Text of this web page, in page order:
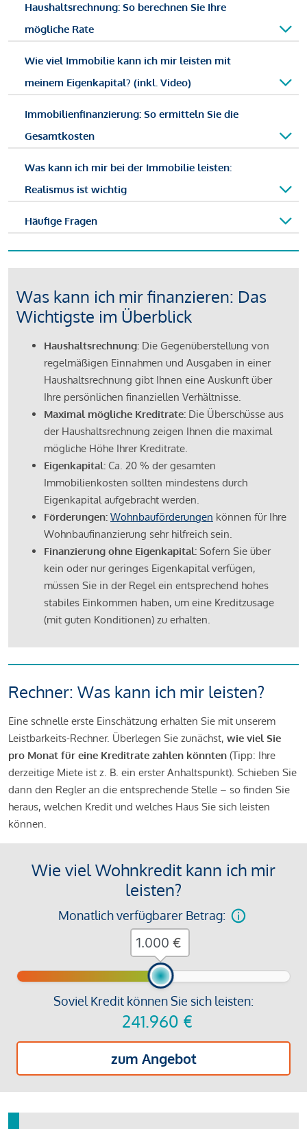
Haushaltsrechnung: So berechnen Sie Ihre
mögliche Rate
Wie viel Immobilie kann ich mir leisten mit
meinem Eigenkapital? (inkl. Video)
Immobilienfinanzierung: So ermitteln Sie die
Gesamtkosten
Was kann ich mir bei der Immobilie leisten:
Realismus ist wichtig
Häufige Fragen
Was kann ich mir finanzieren: Das
Wichtigste im Überblick
Haushaltsrechnung: Die Gegenüberstellung von
regelmäßigen Einnahmen und Ausgaben in einer
Haushaltsrechnung gibt Ihnen eine Auskunft über
Ihre persönlichen finanziellen Verhältnisse.
Maximal mögliche Kreditrate: Die Überschüsse aus
der Haushaltsrechnung zeigen Ihnen die maximal
mögliche Höhe Ihrer Kreditrate.
Eigenkapital: Ca. 20 % der gesamten
Immobilienkosten sollten mindestens durch
Eigenkapital aufgebracht werden.
Förderungen: Wohnbauförderungen können für Ihre
Wohnbaufinanzierung sehr hilfreich sein.
Finanzierung ohne Eigenkapital: Sofern Sie über
kein oder nur geringes Eigenkapital verfügen,
müssen Sie in der Regel ein entsprechend hohes
stabiles Einkommen haben, um eine Kreditzusage
(mit guten Konditionen) zu erhalten.
Rechner: Was kann ich mir leisten?
Eine schnelle erste Einschätzung erhalten Sie mit unserem
Leistbarkeits-Rechner. Überlegen Sie zunächst, wie viel Sie
pro Monat für eine Kreditrate zahlen könnten (Tipp: Ihre
derzeitige Miete ist z. B. ein erster Anhaltspunkt). Schieben Sie
dann den Regler an die entsprechende Stelle – so finden Sie
heraus, welchen Kredit und welches Haus Sie sich leisten
können.
Wie viel Wohnkredit kann ich mir
leisten?
Monatlich verfügbarer Betrag:
Soviel Kredit können Sie sich leisten:
241.960 €
zum Angebot
€